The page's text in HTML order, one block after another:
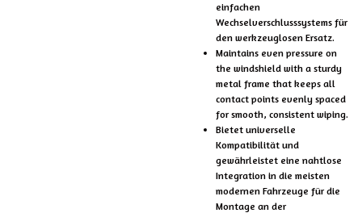
einfachen
Wechselverschlusssystems für
den werkzeuglosen Ersatz.
Maintains even pressure on
the windshield with a sturdy
metal frame that keeps all
contact points evenly spaced
for smooth, consistent wiping.
Bietet universelle
Kompatibilität und
gewährleistet eine nahtlose
Integration in die meisten
modernen Fahrzeuge für die
Montage an der